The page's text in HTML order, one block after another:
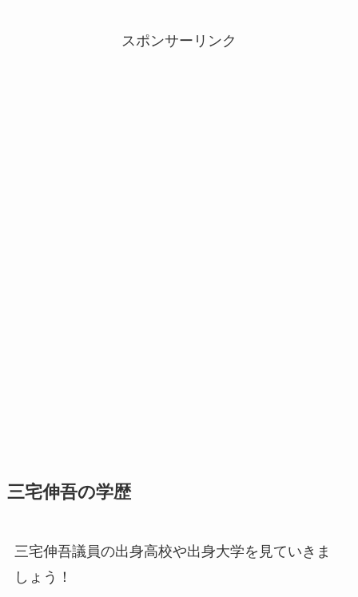
スポンサーリンク
三宅伸吾の学歴
三宅伸吾議員の出身高校や出身大学を見ていきま
しょう！